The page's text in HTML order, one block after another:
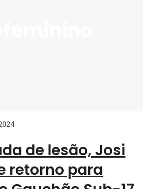
de lesão, Josi
retorno para